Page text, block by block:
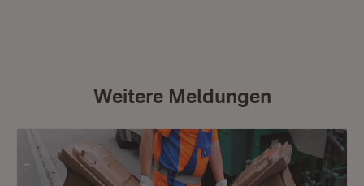
Weitere Meldungen